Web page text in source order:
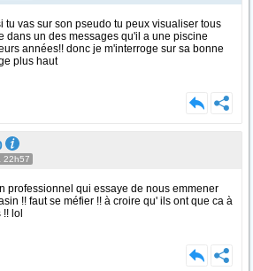
tu vas sur son pseudo tu peux visualiser tous
dans un des messages qu'il a une piscine
années!! donc je m'interroge sur sa bonne
plus haut
22h57
professionnel qui essaye de nous emmener
!! faut se méfier !! à croire qu' ils ont que ca à
lol